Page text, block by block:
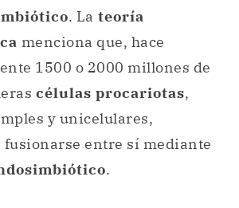
. La teoría
menciona que, hace
1500 o 2000 millones de
células procariotas,
y unicelulares,
fusionarse entre sí mediante
.